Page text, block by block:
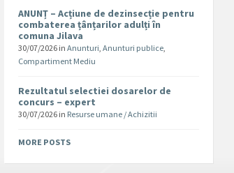
ANUNȚ – Acțiune de dezinsecție pentru
combaterea țânțarilor adulți în
comuna Jilava
30/07/2026 inAnunturi,Anunturi publice,
Compartiment Mediu
Rezultatul selectiei dosarelor de
concurs – expert
30/07/2026 in Resurse umane / Achizitii
MORE POSTS